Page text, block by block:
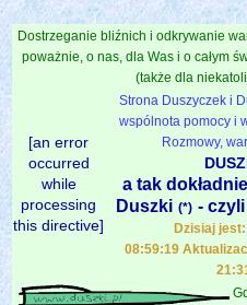
Dostrzeganie bliźnich i odkrywanie
poważnie, o nas, dla Was i o całym
(także dla
[an error
occurred
while
processing
this directive]
Strona Duszyczek i
wspólnota pomocy i
Rozmowy,
a tak
Duszki (*) -
Dzisiaj
08:59:19